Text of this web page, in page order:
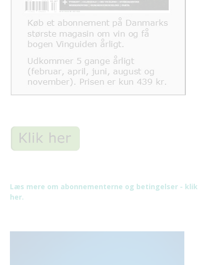
Læs mere om abonnementerne og betingelser - klik
her.